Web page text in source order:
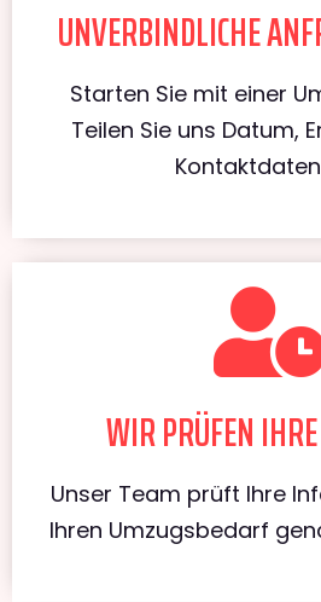
UNVERBINDLICHE
Starten Sie mit einer
Teilen Sie uns Datum,
WIR PRÜFEN
Unser Team prüft Ihre
Ihren Umzugsbedarf